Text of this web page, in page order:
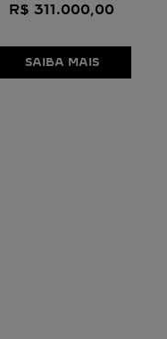
R$ 311 .000,00
SAIBA MAIS